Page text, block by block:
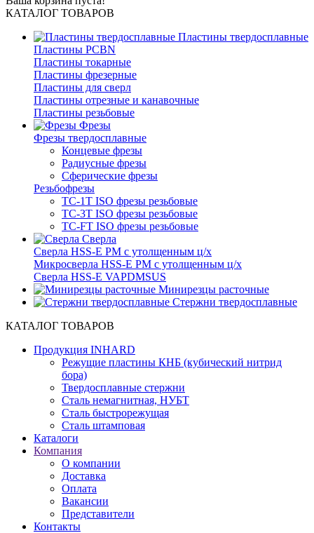
КАТАЛОГ ТОВАРОВ
Пластины твердосплавные
Пластины PCBN
Пластины токарные
Пластины фрезерные
Пластины для сверл
Пластины отрезные и канавочные
Пластины резьбовые
Фрезы
Фрезы твердосплавные
Концевые фрезы
Радиусные фрезы
Сферические фрезы
Резьбофрезы
TC-1T ISO фрезы резьбовые
TC-3T ISO фрезы резьбовые
TC-FT ISO фрезы резьбовые
Сверла
Cверла HSS-E PM c утолщенным ц/х
Микросверла HSS-E PM c утолщенным ц/х
Сверла HSS-E VAPDMSUS
Минирезцы расточные
Cтержни твердосплавные
КАТАЛОГ ТОВАРОВ
Продукция INHARD
Режущие пластины КНБ (кубический нитрид
бора)
Твердосплавные стержни
Сталь немагнитная, НУБТ
Сталь быстрорежущая
Сталь штамповая
Каталоги
Компания
О компании
Доставка
Оплата
Вакансии
Представители
Контакты